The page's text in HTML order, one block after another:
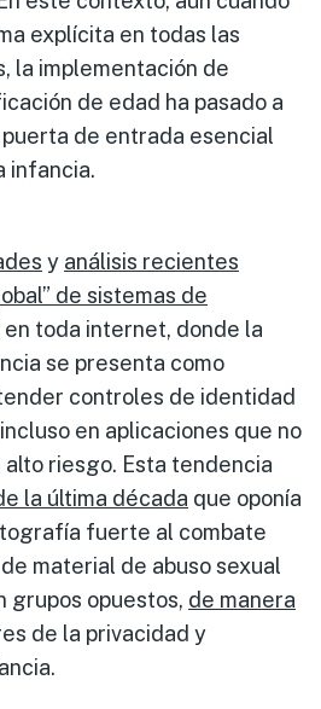
explícita en todas las
la implementación de
de edad ha pasado a
de entrada esencial
infancia.
y análisis recientes
de sistemas de
en toda internet, donde la
se presenta como
controles de identidad
en aplicaciones que no
riesgo. Esta tendencia
la última década que oponía
fuerte al combate
material de abuso sexual
grupos opuestos, de manera
de la privacidad y